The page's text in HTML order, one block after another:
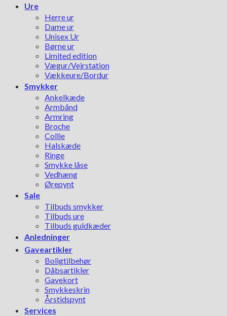
Ure
Herre ur
Dame ur
Unisex Ur
Børne ur
Limited edition
Vægur/Vejrstation
Vækkeure/Bordur
Smykker
Ankelkæde
Armbånd
Armring
Broche
Collie
Halskæde
Ringe
Smykke låse
Vedhæng
Ørepynt
Sale
Tilbuds smykker
Tilbuds ure
Tilbuds guldkæder
Anledninger
Gaveartikler
Boligtilbehør
Dåbsartikler
Gavekort
Smykkeskrin
Årstidspynt
Services